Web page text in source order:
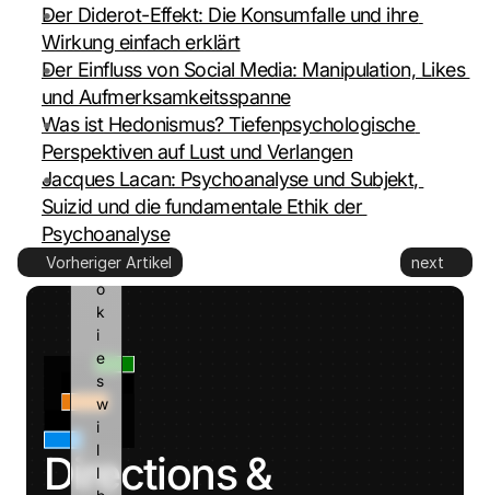
Der Diderot-Effekt: Die Konsumfalle und ihre
Wirkung einfach erklärt
Der Einfluss von Social Media: Manipulation, Likes
und Aufmerksamkeitsspanne
Was ist Hedonismus? Tiefenpsychologische
Perspektiven auf Lust und Verlangen
Jacques Lacan: Psychoanalyse und Subjekt,
Suizid und die fundamentale Ethik der
Psychoanalyse
Vorheriger Artikel next
Directions &
o
G
o
o
g
l
e
a
d
c
o
o
k
i
e
s
w
i
l
l